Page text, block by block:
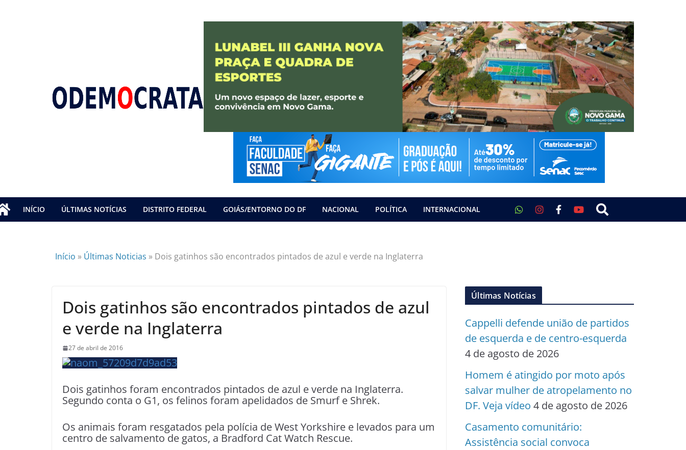
INÍCIO ÚLTIMAS NOTÍCIAS DISTRITO FEDERAL GOIÁS/ENTORNO DO DF NACIONAL POLÍTICA INTERNACIONAL
Início » Últimas Noticias » Dois gatinhos são encontrados pintados de azul e verde na Inglaterra
Dois gatinhos são encontrados pintados de azul
e verde na Inglaterra
27 de abril de 2016
Dois gatinhos foram encontrados pintados de azul e verde na Inglaterra.
Segundo conta o G1, os felinos foram apelidados de Smurf e Shrek.
Os animais foram resgatados pela polícia de West Yorkshire e levados para um
centro de salvamento de gatos, a Bradford Cat Watch Rescue.
Últimas Notícias
Cappelli defende união de partidos
de esquerda e de centro-esquerda
4 de agosto de 2026
Homem é atingido por moto após
salvar mulher de atropelamento no
DF. Veja vídeo 4 de agosto de 2026
Casamento comunitário:
Assistência social convoca